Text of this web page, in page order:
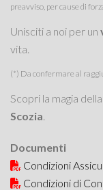
preavviso, per cause di
Unisciti a noi per un
vita.
(*) Da confermare al
Scopri la magia
Scozia.
Documenti
Condizioni
Condizioni di